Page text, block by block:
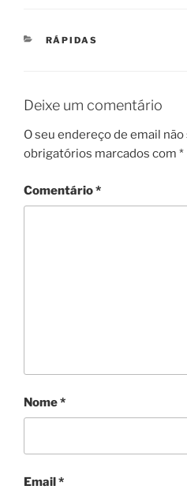
CATEGORIAS
RÁPIDAS
Deixe um comentário
O seu endereço de email
obrigatórios marcados com *
Comentário*
Nome*
Email*